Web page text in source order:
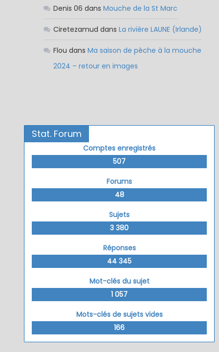
Denis 06 dans Mouche de la St Marc
Ciretezamud dans La rivière LAUNE (Irlande)
Flou dans Ma saison de pêche à la mouche
2024 – retour en images
Stat. Forum
Comptes enregistrés
507
Forums
48
Sujets
3 380
Réponses
44 345
Mot-clés du sujet
1 057
Mots-clés de sujets vides
166